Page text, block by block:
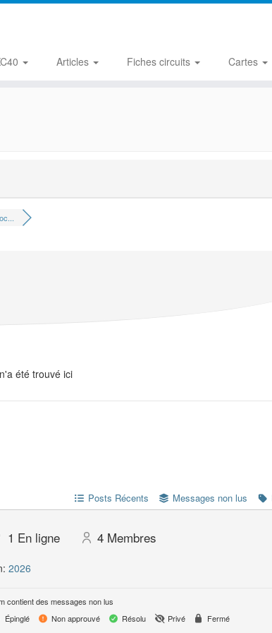
Articles Fiches circuits Cartes
été trouvé ici
Posts Récents Messages non lus
1 En ligne 4 Membres
2026
contient des messages non lus
Épinglé Non approuvé Résolu Privé Fermé